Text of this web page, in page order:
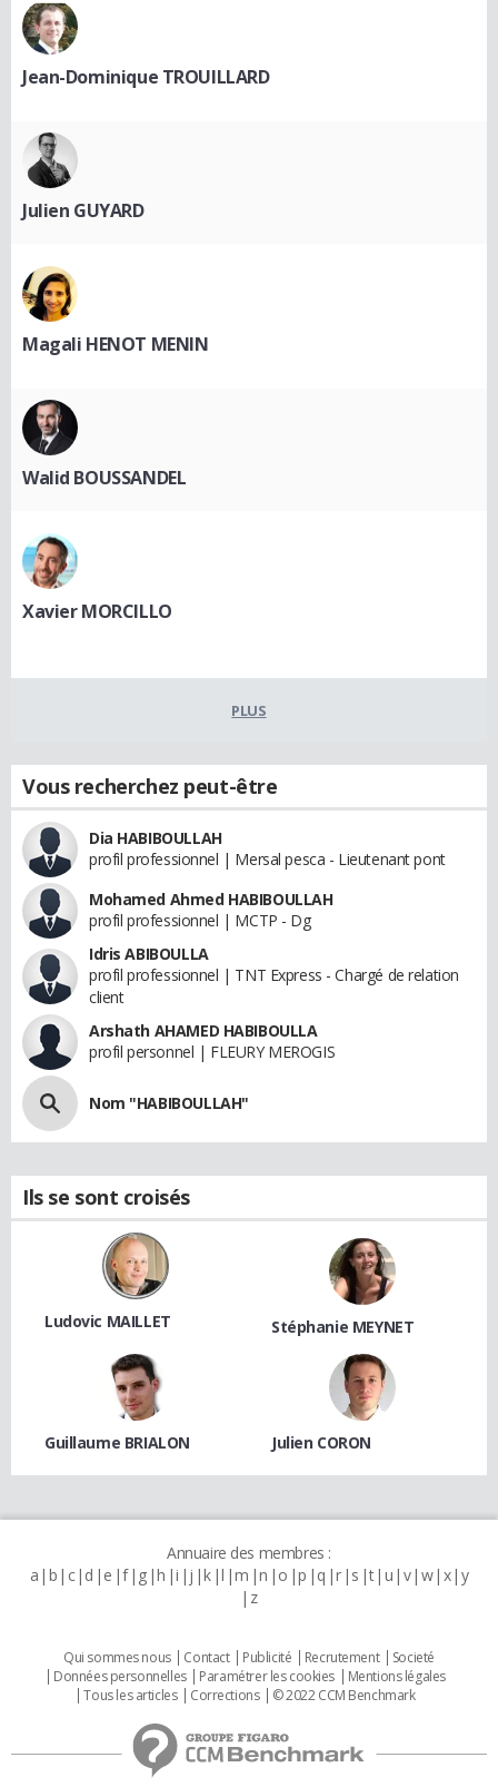
Jean-Dominique TROUILLARD
Julien GUYARD
Magali HENOT MENIN
Walid BOUSSANDEL
Xavier MORCILLO
PLUS
Vous recherchez peut-être
Dia HABIBOULLAH
profil professionnel | Mersal pesca - Lieutenant pont
Mohamed Ahmed HABIBOULLAH
profil professionnel | MCTP - Dg
Idris ABIBOULLA
profil professionnel | TNT Express - Chargé de relation
client
Arshath AHAMED HABIBOULLA
profil personnel | FLEURY MEROGIS
Nom "HABIBOULLAH"
Ils se sont croisés
Ludovic MAILLET Stéphanie MEYNET
Guillaume BRIALON Julien CORON
Annuaire des membres :
a b c d e f g h i j k l m n o p q r s t u v w x y
z
Qui sommes nous Contact Publicité Recrutement
Societé
Données personnelles
Paramétrer les cookies
Mentions légales
Tous les articles
Corrections © 2022 CCM Benchmark